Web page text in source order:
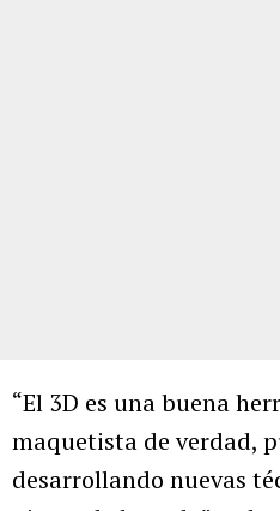
“El 3D es una buena
maquetista de verdad,
desarrollando nuevas